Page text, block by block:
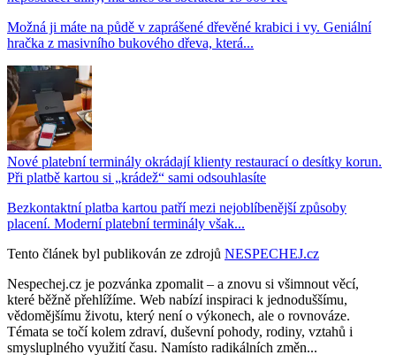
Možná ji máte na půdě v zaprášené dřevěné krabici i vy. Geniální
hračka z masivního bukového dřeva, která...
Nové platební terminály okrádají klienty restaurací o desítky korun.
Při platbě kartou si „krádež“ sami odsouhlasíte
Bezkontaktní platba kartou patří mezi nejoblíbenější způsoby
placení. Moderní platební terminály však...
Tento článek byl publikován ze zdrojů NESPECHEJ.cz
Nespechej.cz je pozvánka zpomalit – a znovu si všimnout věcí,
které běžně přehlížíme. Web nabízí inspiraci k jednoduššímu,
vědomějšímu životu, který není o výkonech, ale o rovnováze.
Témata se točí kolem zdraví, duševní pohody, rodiny, vztahů i
smysluplného využití času. Namísto radikálních změn...